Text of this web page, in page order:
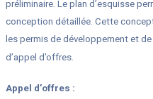
préliminaire. Le plan d’esquisse
conception détaillée. Cette
les permis de développement et
d’appel d’offres.
Appel d’offres :